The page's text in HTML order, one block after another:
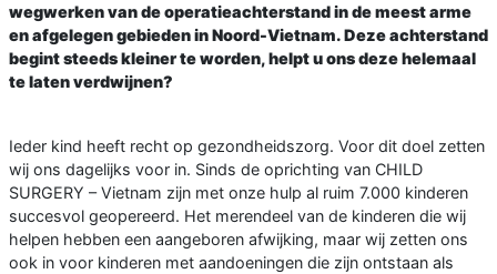
wegwerken van de operatieachterstand in de meest arme
en afgelegen gebieden in Noord-Vietnam. Deze achterstand
begint steeds kleiner te worden, helpt u ons deze helemaal
te laten verdwijnen?
Ieder kind heeft recht op gezondheidszorg. Voor dit doel zetten
wij ons dagelijks voor in. Sinds de oprichting van CHILD
SURGERY – Vietnam zijn met onze hulp al ruim 7.000 kinderen
succesvol geopereerd. Het merendeel van de kinderen die wij
helpen hebben een aangeboren afwijking, maar wij zetten ons
ook in voor kinderen met aandoeningen die zijn ontstaan als